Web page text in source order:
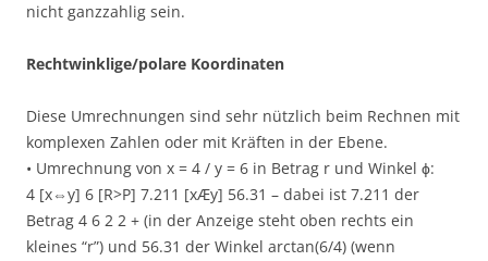
nicht ganzzahlig sein.
Rechtwinklige/polare Koordinaten
Diese Umrechnungen sind sehr nützlich beim Rechnen mit
komplexen Zahlen oder mit Kräften in der Ebene.
• Umrechnung von x = 4 / y = 6 in Betrag r und Winkel ϕ:
4 [x⇔y] 6 [R>P] 7.211 [xÆy] 56.31 – dabei ist 7.211 der
Betrag 4 6 2 2 + (in der Anzeige steht oben rechts ein
kleines “r”) und 56.31 der Winkel arctan(6/4) (wenn